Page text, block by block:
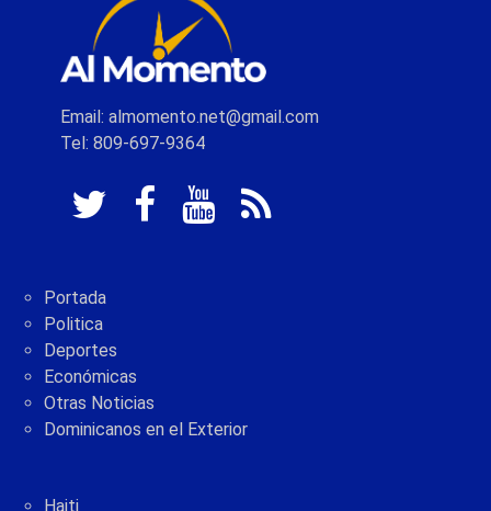
Email: almomento.net@gmail.com
Tel: 809-697-9364
Portada
Politica
Deportes
Económicas
Otras Noticias
Dominicanos en el Exterior
Haiti